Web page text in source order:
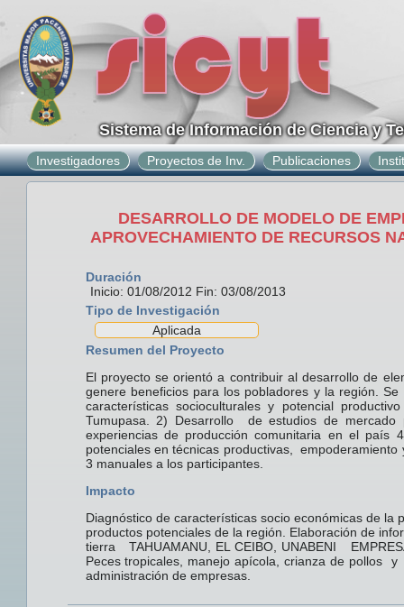
Sistema de Información de Ciencia y
Investigadores Proyectos de Inv. Publicaciones
DESARROLLO DE MODELO DE
APROVECHAMIENTO DE RECURSOS
Duración
Inicio: 01/08/2012 Fin: 03/08/2013
Tipo de Investigación
Aplicada
Resumen del Proyecto
El proyecto se orientó a contribuir al desarrollo de
genere beneficios para los pobladores y la región.
características socioculturales y potencial
Tumupasa. 2) Desarrollo de estudios de mercado
experiencias de producción comunitaria en el
potenciales en técnicas productivas,
3 manuales a los participantes.
Impacto
Diagnóstico de características socio económicas de
productos potenciales de la región. Elaboración de
tierra TAHUAMANU, EL CEIBO, UNABENI
Peces tropicales, manejo apícola, crianza de pollos
administración de empresas.